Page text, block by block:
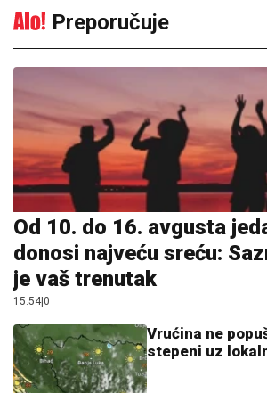
Preporučuje
Od 10. do 16. avgusta
donosi najveću sreću:
je vaš trenutak
15:54 0
Vrućina ne
stepeni uz